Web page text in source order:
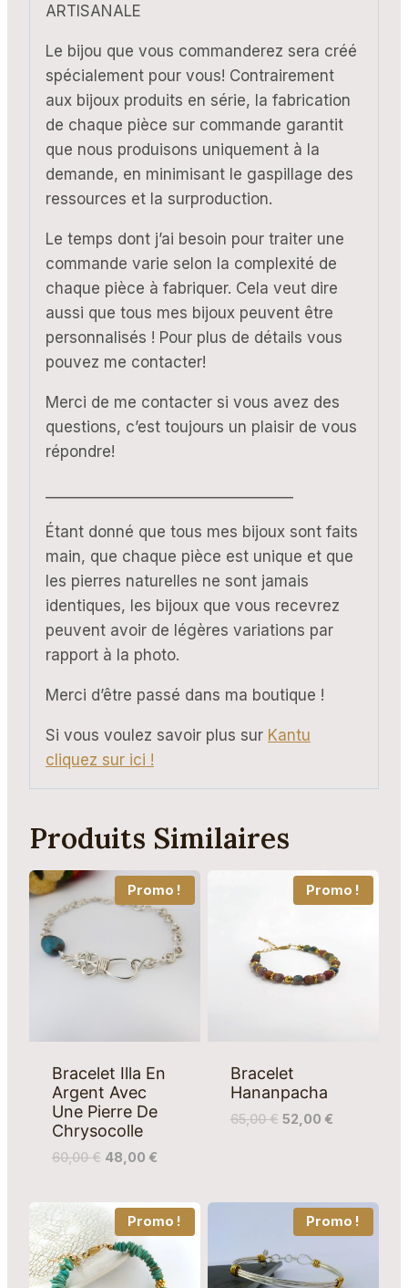
ARTISANALE
Le bijou que vous commanderez sera créé
spécialement pour vous! Contrairement
aux bijoux produits en série, la fabrication
de chaque pièce sur commande garantit
que nous produisons uniquement à la
demande, en minimisant le gaspillage des
ressources et la surproduction.
Le temps dont j’ai besoin pour traiter une
commande varie selon la complexité de
chaque pièce à fabriquer. Cela veut dire
aussi que tous mes bijoux peuvent être
personnalisés ! Pour plus de détails vous
pouvez me contacter!
Merci de me contacter si vous avez des
questions, c’est toujours un plaisir de vous
répondre!
Étant donné que tous mes bijoux sont faits
main, que chaque pièce est unique et que
les pierres naturelles ne sont jamais
identiques, les bijoux que vous recevrez
peuvent avoir de légères variations par
rapport à la photo.
Merci d’être passé dans ma boutique !
Si vous voulez savoir plus sur Kantu
cliquez sur ici !
Produits Similaires
Promo !
Bracelet Illa En
Argent Avec
Une Pierre De
Chrysocolle
60,00€ 48,00 €
Promo !
Bracelet
Hananpacha
65,00€ 52,00 €
Promo ! Promo !